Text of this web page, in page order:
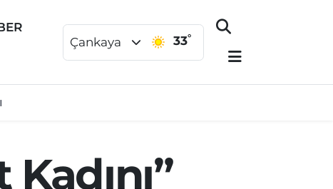
Çankaya 33°